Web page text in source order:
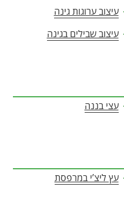
עיצוב ערוגות גינה
עיצוב שבילים בגינה
עצי בננה
עץ ליצ’י במרפסת